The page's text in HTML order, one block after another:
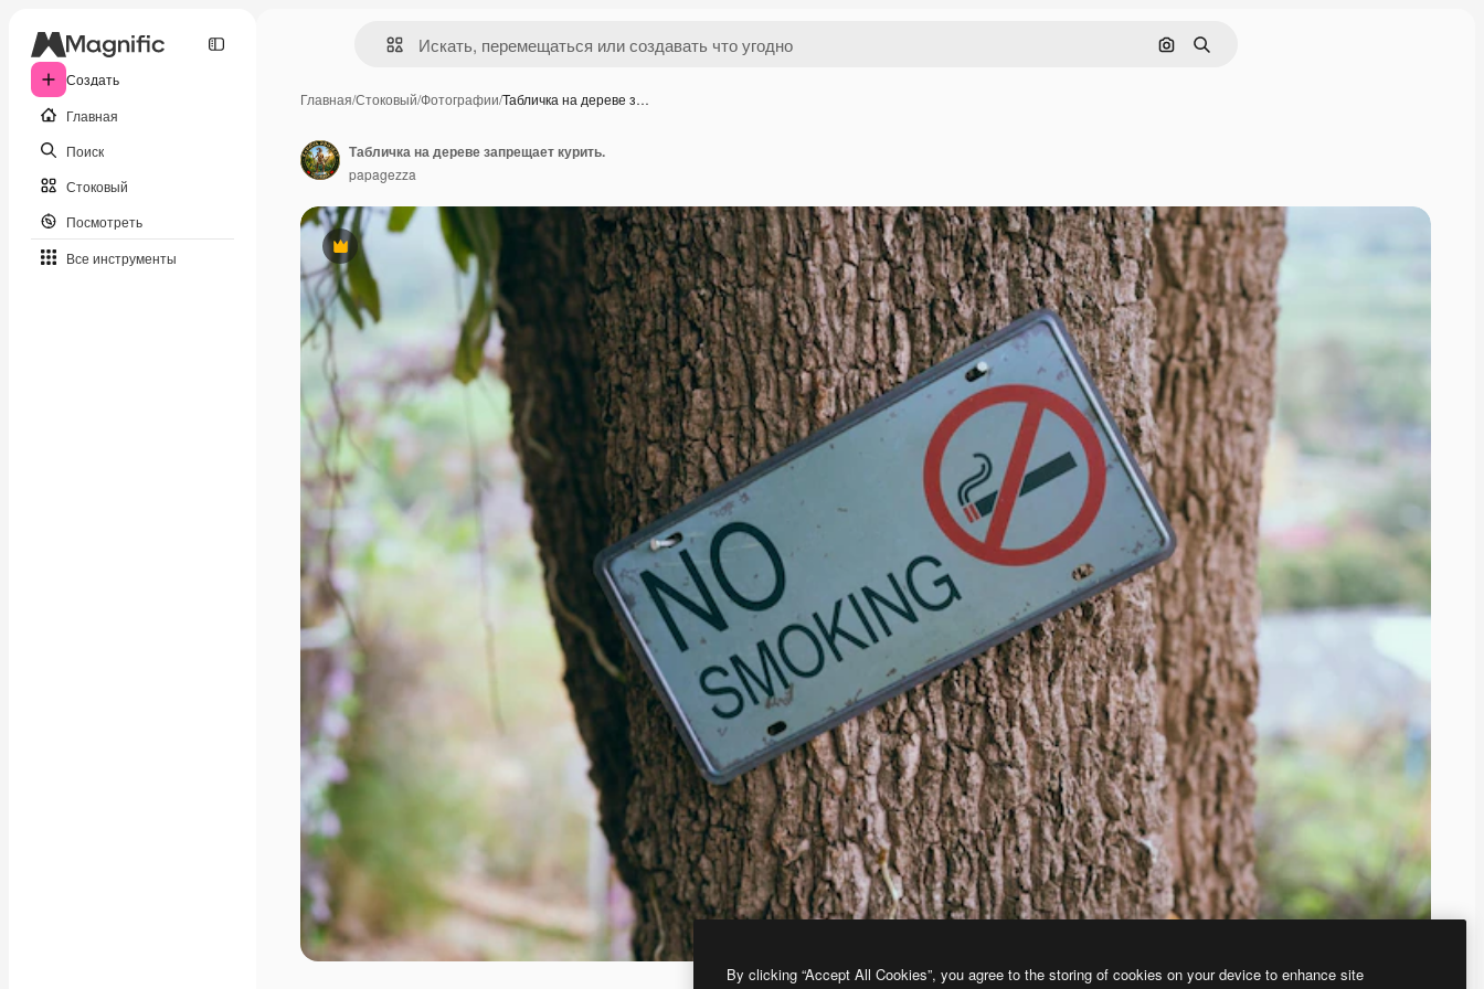
Создать
Главная
Поиск
Стоковый
Посмотреть
Все инструменты
Поиск по изображению
Поиск
Главная/Стоковый/Фотографии/Табличка на дереве з…
Премиум
Табличка на дереве запрещает курить.
papagezza
By clicking “Accept All Cookies”, you agree to the storing of cookies on your device to enhance site